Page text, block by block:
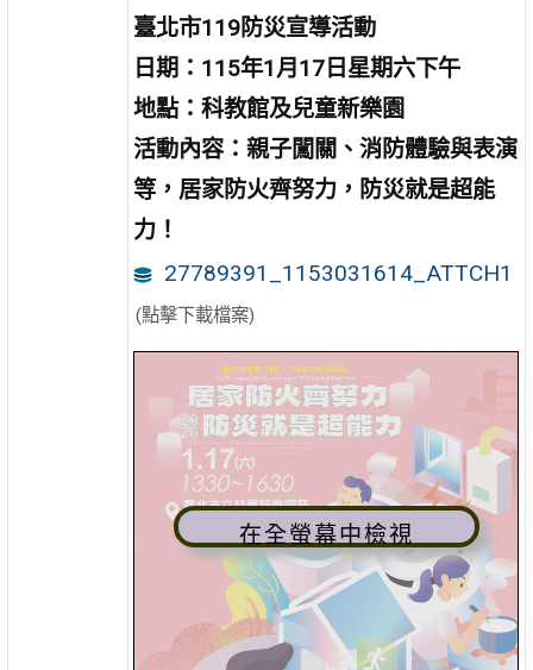
臺北市119防災宣導活動
日期：115年1月17日星期六下午
地點：科教館及兒童新樂園
活動內容：親子闖關、消防體驗與表演
等， 居家防火齊努力，防災就是超能
力！
27789391_1153031614_ATTCH1
(點擊下載檔案)
在全螢幕中檢視